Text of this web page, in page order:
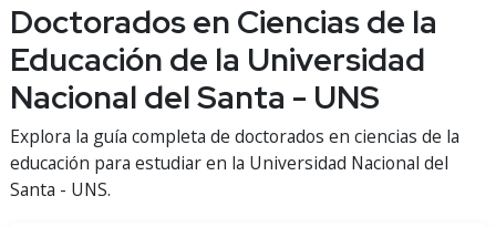
Doctorados en Ciencias de la
Educación de la Universidad
Nacional del Santa - UNS
Explora la guía completa de doctorados en ciencias de la
educación para estudiar en la Universidad Nacional del
Santa - UNS.